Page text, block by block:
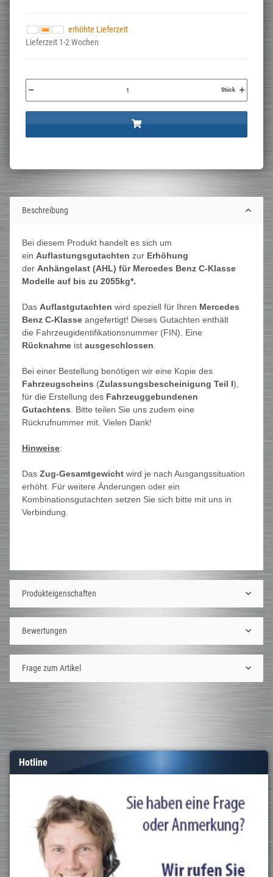
erhöhte Lieferzeit
Lieferzeit 1-2 Wochen
Stück
Beschreibung
Bei diesem Produkt handelt es sich um
ein Auflastungsgutachten zur Erhöhung
der Anhängelast (AHL) für Mercedes Benz C-Klasse
Modelle auf bis zu 2055kg*.
Das Auflastgutachten wird speziell für Ihren Mercedes
Benz C-Klasse angefertigt! Dieses Gutachten enthält
die Fahrzeugidentifikationsnummer (FIN). Eine
Rücknahme ist ausgeschlossen
Bei einer Bestellung benötigen wir eine Kopie des
Fahrzeugscheins (Zulassungsbescheinigung Teil I),
für die Erstellung des Fahrzeuggebundenen
Gutachtens . Bitte teilen Sie uns zudem eine
Rückrufnummer mit. Vielen Dank!
Hinweise:
Das Zug-Gesamtgewicht wird je nach Ausgangssituation
erhöht. Für weitere Änderungen oder ein
Kombinationsgutachten setzen Sie sich bitte mit uns in
Verbindung.
Produkteigenschaften
Bewertungen
Frage zum Artikel
Hotline